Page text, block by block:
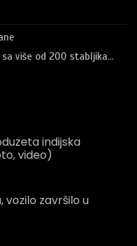
više od 200 stabljika…
indijska
video)
vozilo završilo u